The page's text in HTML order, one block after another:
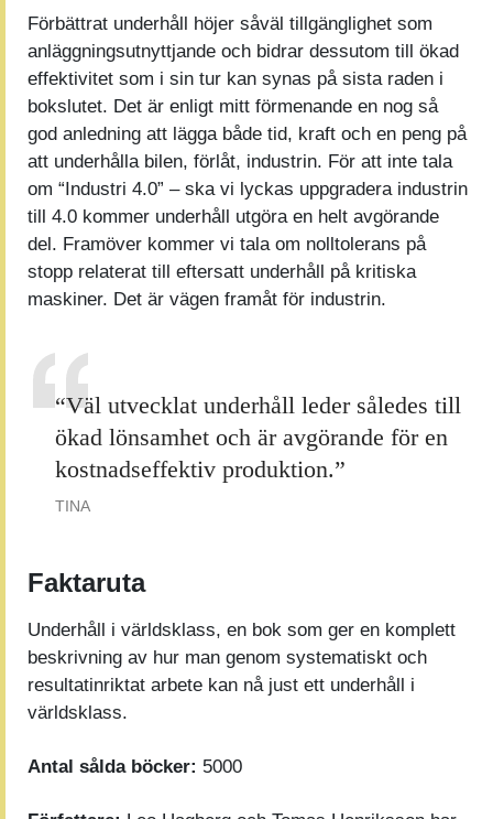
Förbättrat underhåll höjer såväl tillgänglighet som
anläggningsutnyttjande och bidrar dessutom till ökad
effektivitet som i sin tur kan synas på sista raden i
bokslutet. Det är enligt mitt förmenande en nog så
god anledning att lägga både tid, kraft och en peng på
att underhålla bilen, förlåt, industrin. För att inte tala
om “Industri 4.0” – ska vi lyckas uppgradera industrin
till 4.0 kommer underhåll utgöra en helt avgörande
del. Framöver kommer vi tala om nolltolerans på
stopp relaterat till eftersatt underhåll på kritiska
maskiner. Det är vägen framåt för industrin.
“Väl utvecklat underhåll leder således till
ökad lönsamhet och är avgörande för en
kostnadseffektiv produktion.”
TINA
Faktaruta
Underhåll i världsklass, en bok som ger en komplett
beskrivning av hur man genom systematiskt och
resultatinriktat arbete kan nå just ett underhåll i
världsklass.
Antal sålda böcker: 5000